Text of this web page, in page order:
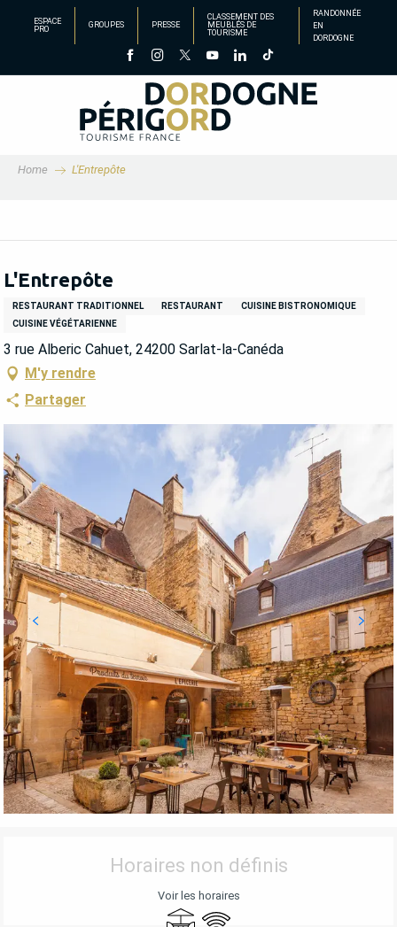
principal
ESPACE
PRO
GROUPES PRESSE
CLASSEMENT DES
MEUBLÉS DE
TOURISME
RANDONNÉE
EN
DORDOGNE
Home L'Entrepôte
L'Entrepôte
RESTAURANT TRADITIONNEL RESTAURANT
CUISINE BISTRONOMIQUE
CUISINE VÉGÉTARIENNE
3 rue Alberic Cahuet, 24200 Sarlat-la-Canéda
M'y rendre
Partager
OUVERTURE ET COORDONNÉES
Horaires non définis
Voir les horaires
Terrasse
WiFi